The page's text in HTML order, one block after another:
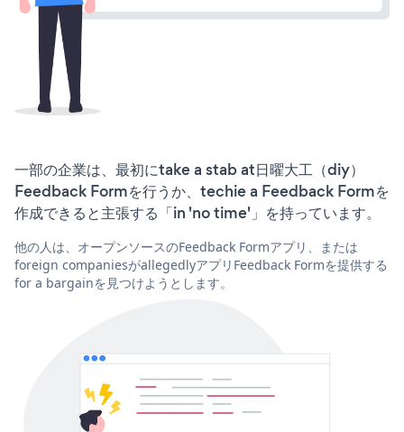
一部の企業は、最初にtake a stab at日曜大工（diy）
Feedback Formを行うか、techie a Feedback Formを
作成できると主張する「in 'no time'」を持っています。
他の人は、オープンソースのFeedback Formアプリ、または
foreign companiesがallegedlyアプリFeedback Formを提供する
for a bargainを見つけようとします。